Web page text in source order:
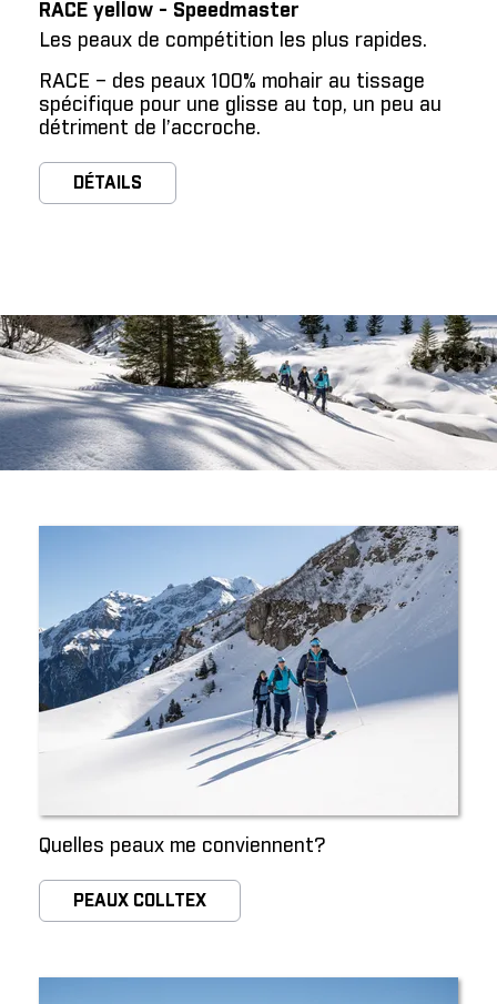
RACE yellow - Speedmaster
Les peaux de compétition les plus rapides.
RACE – des peaux 100% mohair au tissage
spécifique pour une glisse au top, un peu au
détriment de l’accroche.
DÉTAILS
Quelles peaux me conviennent?
PEAUX COLLTEX